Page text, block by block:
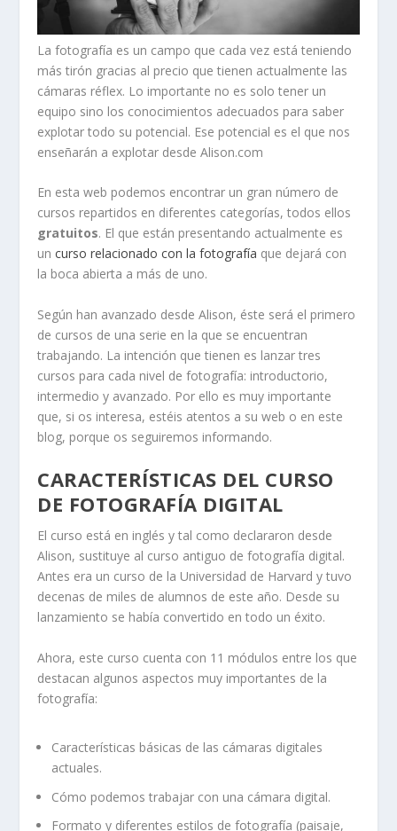
La fotografía es un campo que cada vez está teniendo
más tirón gracias al precio que tienen actualmente las
cámaras réflex. Lo importante no es solo tener un
equipo sino los conocimientos adecuados para saber
explotar todo su potencial. Ese potencial es el que nos
enseñarán a explotar desde Alison.com
En esta web podemos encontrar un gran número de
cursos repartidos en diferentes categorías, todos ellos
gratuitos. El que están presentando actualmente es
uncurso relacionado con la fotografía que dejará con
la boca abierta a más de uno.
Según han avanzado desde Alison, éste será el primero
de cursos de una serie en la que se encuentran
trabajando. La intención que tienen es lanzar tres
cursos para cada nivel de fotografía: introductorio,
intermedio y avanzado. Por ello es muy importante
que, si os interesa, estéis atentos a su web o en este
blog, porque os seguiremos informando.
CARACTERÍSTICAS DEL CURSO
DE FOTOGRAFÍA DIGITAL
El curso está en inglés y tal como declararon desde
Alison, sustituye al curso antiguo de fotografía digital.
Antes era un curso de la Universidad de Harvard y tuvo
decenas de miles de alumnos de este año. Desde su
lanzamiento se había convertido en todo un éxito.
Ahora, este curso cuenta con 11 módulos entre los que
destacan algunos aspectos muy importantes de la
fotografía:
Características básicas de las cámaras digitales
actuales.
Cómo podemos trabajar con una cámara digital.
Formato y diferentes estilos de fotografía (paisaje,